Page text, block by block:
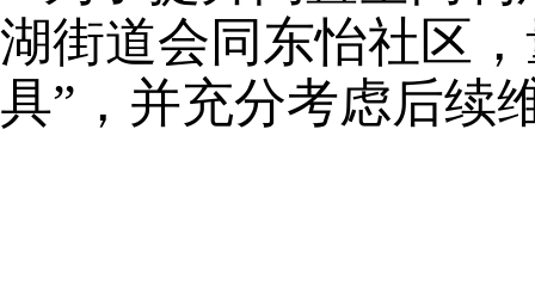
湖街道会同东怡社区
具”，并充分考虑后续